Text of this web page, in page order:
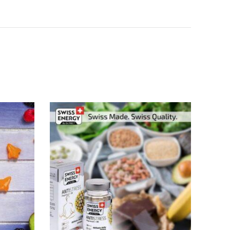
email-in dhe sajtin tim, për herën tjetër që